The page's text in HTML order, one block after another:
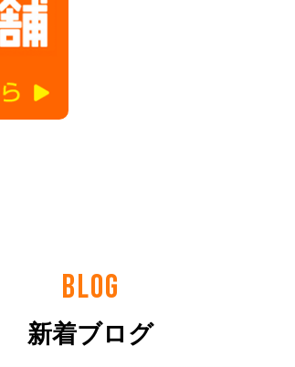
BLOG
新着ブログ